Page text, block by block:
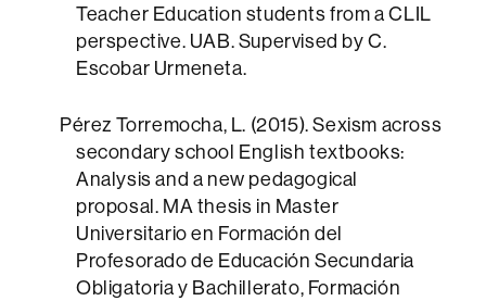
Teacher Education students from a CLIL
perspective. UAB. Supervised by C.
Escobar Urmeneta.
Pérez Torremocha, L. (2015). Sexism across
secondary school English textbooks:
Analysis and a new pedagogical
proposal. MA thesis in Master
Universitario en Formación del
Profesorado de Educación Secundaria
Obligatoria y Bachillerato, Formación